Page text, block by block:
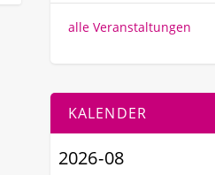
alle Veranstaltungen
KALENDER